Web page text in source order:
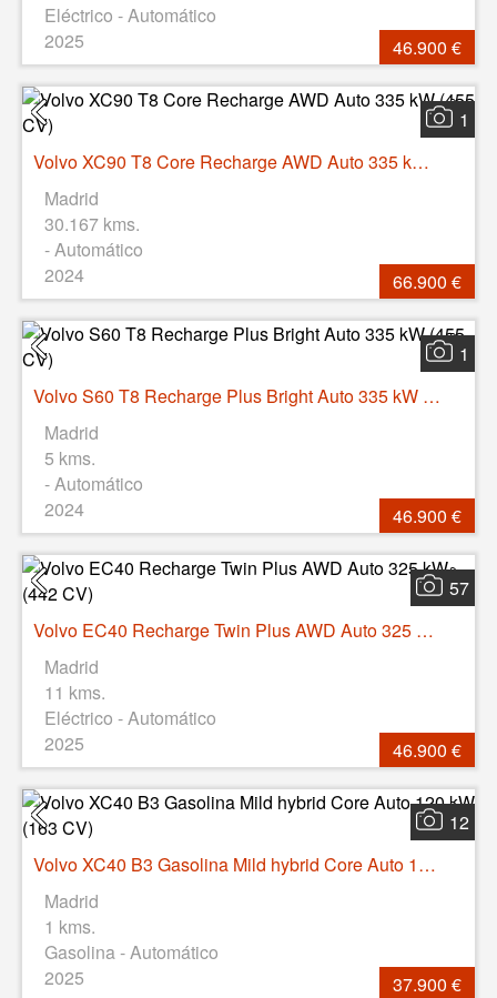
Eléctrico - Automático
2025
46.900 €
1
Volvo XC90 T8 Core Recharge AWD Auto 335 kW (455 CV)
Madrid
30.167 kms.
- Automático
2024
66.900 €
1
Volvo S60 T8 Recharge Plus Bright Auto 335 kW (455 CV)
Madrid
5 kms.
- Automático
2024
46.900 €
57
Volvo EC40 Recharge Twin Plus AWD Auto 325 kW (442 CV)
Madrid
11 kms.
Eléctrico - Automático
2025
46.900 €
12
Volvo XC40 B3 Gasolina Mild hybrid Core Auto 120 kW (163 CV)
Madrid
1 kms.
Gasolina - Automático
2025
37.900 €